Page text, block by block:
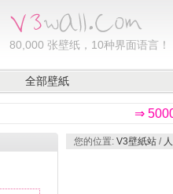
80,000 张壁纸，10种界面语言！
全部壁紙
⇒
您的位置: V3壁紙站 /